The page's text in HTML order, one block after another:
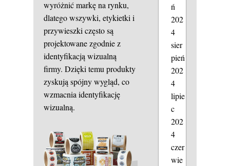
wyróżnić markę na rynku,
dlatego wszywki, etykietki i
przywieszki często są
projektowane zgodnie z
identyfikacją wizualną
firmy. Dzięki temu produkty
zyskują spójny wygląd, co
wzmacnia identyfikację
wizualną.
ń
202
4
sier
pień
202
4
lipie
c
202
4
czer
wie